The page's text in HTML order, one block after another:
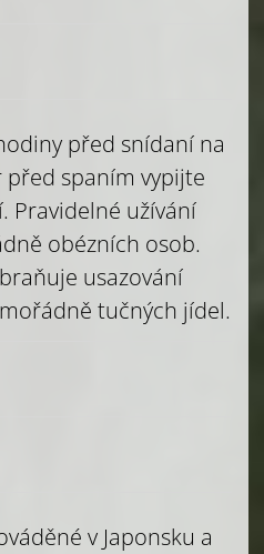
před snídaní na
před spaním vypijte
Pravidelné užívání
obézních osob.
usazování
tučných jídel.
v Japonsku a